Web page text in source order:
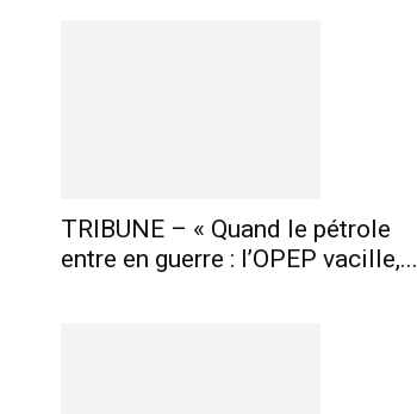
TRIBUNE – « Quand le pétrole
entre en guerre : l’OPEP vacille,...